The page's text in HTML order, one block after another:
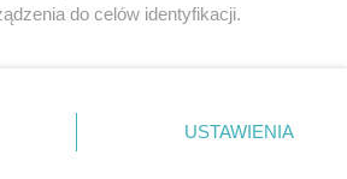
i publikacji komentarzy
do celów identyfikacji.
przycisk ustawień prywatności
USTAWIENIA